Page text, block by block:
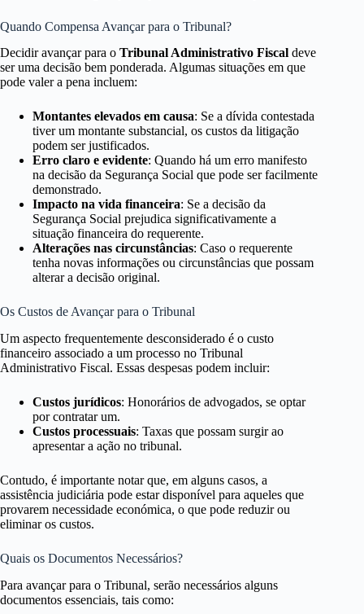
Quando Compensa Avançar para o Tribunal?
Decidir avançar para o Tribunal Administrativo Fiscal deve
ser uma decisão bem ponderada. Algumas situações em que
pode valer a pena incluem:
Montantes elevados em causa: Se a dívida contestada
tiver um montante substancial, os custos da litigação
podem ser justificados.
Erro claro e evidente: Quando há um erro manifesto
na decisão da Segurança Social que pode ser facilmente
demonstrado.
Impacto na vida financeira: Se a decisão da
Segurança Social prejudica significativamente a
situação financeira do requerente.
Alterações nas circunstâncias: Caso o requerente
tenha novas informações ou circunstâncias que possam
alterar a decisão original.
Os Custos de Avançar para o Tribunal
Um aspecto frequentemente desconsiderado é o custo
financeiro associado a um processo no Tribunal
Administrativo Fiscal. Essas despesas podem incluir:
Custos jurídicos: Honorários de advogados, se optar
por contratar um.
Custos processuais: Taxas que possam surgir ao
apresentar a ação no tribunal.
Contudo, é importante notar que, em alguns casos, a
assistência judiciária pode estar disponível para aqueles que
provarem necessidade económica, o que pode reduzir ou
eliminar os custos.
Quais os Documentos Necessários?
Para avançar para o Tribunal, serão necessários alguns
documentos essenciais, tais como: